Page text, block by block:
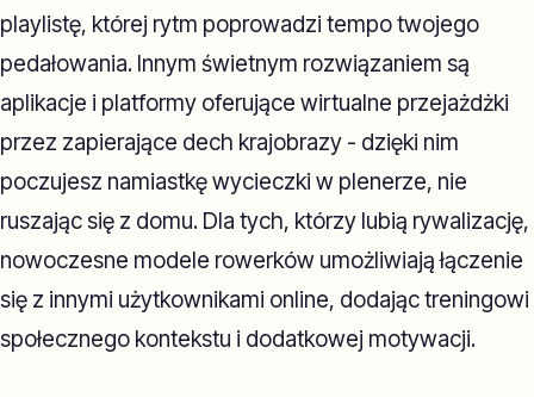
playlistę, której rytm poprowadzi tempo twojego
pedałowania. Innym świetnym rozwiązaniem są
aplikacje i platformy oferujące wirtualne przejażdżki
przez zapierające dech krajobrazy - dzięki nim
poczujesz namiastkę wycieczki w plenerze, nie
ruszając się z domu. Dla tych, którzy lubią rywalizację,
nowoczesne modele rowerków umożliwiają łączenie
się z innymi użytkownikami online, dodając treningowi
społecznego kontekstu i dodatkowej motywacji.